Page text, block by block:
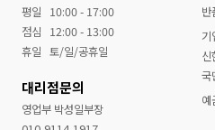
평일
10:00 - 17:00
점심
12:00 - 13:00
휴일 토/일/공휴일
대리점문의
영업부 박성일부장
반
기
신
국
예